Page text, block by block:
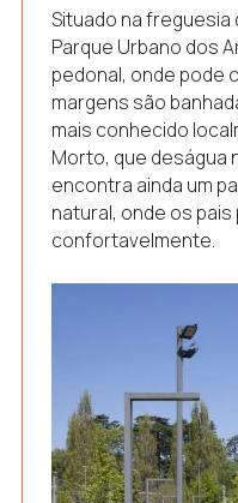
Situado na freguesia
Parque Urbano dos
pedonal, onde pode
margens são
mais conhecido
Morto, que deságua
encontra ainda um
natural, onde os
confortavelmente.